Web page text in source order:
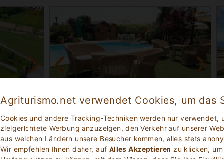
Agriturismo.net verwendet Cookies, um das
Cookies und andere Tracking-Techniken werden nur verwendet,
zielgerichtete Werbung anzuzeigen, den Verkehr auf unserer
aus welchen Ländern unsere Besucher kommen, alles stets
Wir empfehlen Ihnen daher, auf Alles Akzeptieren zu klicken,
9.3 Exzellent
(40)
Casa in campagna
Padova Venetien